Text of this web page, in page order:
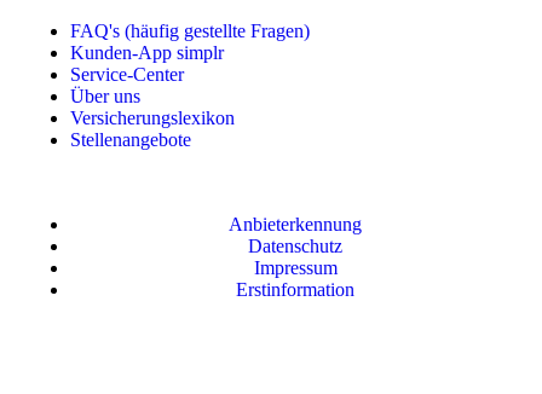
FAQ's (häufig gestellte Fragen)
Kunden-App simplr
Service-Center
Über uns
Versicherungslexikon
Stellenangebote
Anbieterkennung
Datenschutz
Impressum
Erstinformation